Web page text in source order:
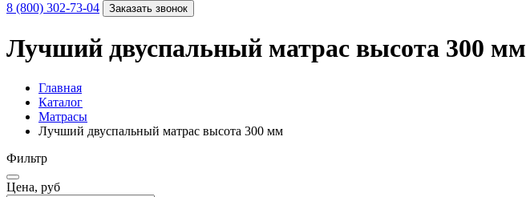
8 (800) 302-73-04 Заказать звонок
Лучший двуспальный матрас высота 300 мм
Главная
Каталог
Матрасы
Лучший двуспальный матрас высота 300 мм
Фильтр
Цена, руб